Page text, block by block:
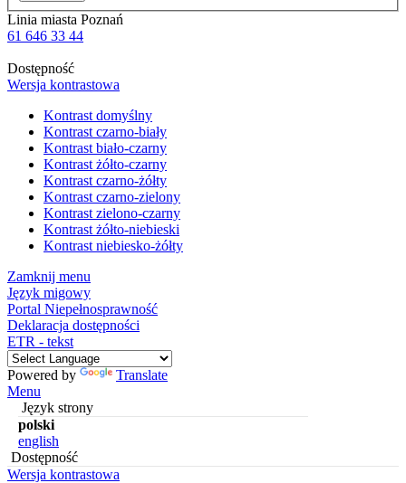
Linia miasta Poznań
61 646 33 44
Dostępność
Wersja kontrastowa
Kontrast domyślny
Kontrast czarno-biały
Kontrast biało-czarny
Kontrast żółto-czarny
Kontrast czarno-żółty
Kontrast czarno-zielony
Kontrast zielono-czarny
Kontrast żółto-niebieski
Kontrast niebiesko-żółty
Zamknij menu
Język migowy
Portal Niepełnosprawność
Deklaracja dostępności
ETR - tekst
Powered by
Translate
Menu
Język strony
polski
english
Dostępność
Wersja kontrastowa